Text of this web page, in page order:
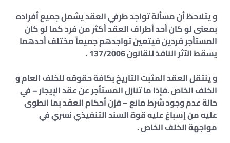
و يتلاحظ أن مسألة تواجد طرفي العقد يشمل جميع أفراده
بمعنى لو كان أحد أطراف العقد أكثر من فرد كما لو كان
المستأجر فردين فيتعين تواجدهم جميعاً مختلف أحدهما
يسقط الآثر النافذ للقانون 137/2006 .
و ينتقل العقد المثبت التاريخ بكافة حقوقه للخلف العام و
الخلف الخاص .فإذا ما تنازل المستأجر عن عقد الإيجار – في
حالة عدم وجود شرط مانع – فإن أحكام العقد بما انطوى
عليه من إسباغ عليه قوة السند التنفيذي نسري في
مواجهة الخلف الخاص .